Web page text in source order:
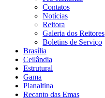
Contatos
Notícias
Reitora
Galeria dos Reitores
Boletins de Serviço
Brasília
Ceilândia
Estrutural
Gama
Planaltina
Recanto das Emas